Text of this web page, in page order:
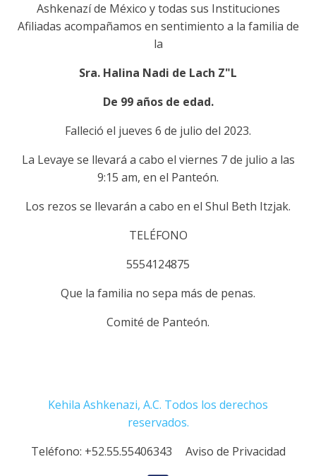
Ashkenazí de México y todas sus Instituciones
Afiliadas acompañamos en sentimiento a la familia de
la
Sra. Halina Nadi de Lach Z"L
De 99 años de edad.
Falleció el jueves 6 de julio del 2023.
La Levaye se llevará a cabo el viernes 7 de julio a las
9:15 am, en el Panteón.
Los rezos se llevarán a cabo en el Shul Beth Itzjak.
TELÉFONO
5554124875
Que la familia no sepa más de penas.
Comité de Panteón.
Kehila Ashkenazi, A.C. Todos los derechos
reservados.
Teléfono: +52.55.55406343 Aviso de Privacidad